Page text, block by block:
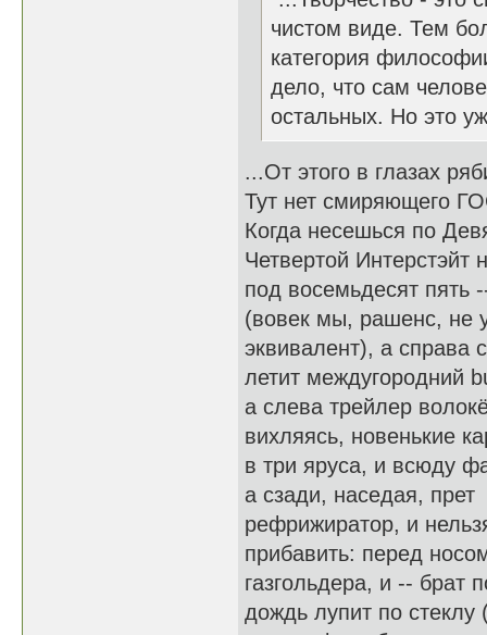
чистом виде. Тем
категория
дело, что сам
остальных. Но это
...От этого в глазах
Тут нет смиряющего
Когда несешься по
Четвертой Интерстэйт
под восемьдесят пять
(вовек мы, рашенс, не
эквивалент), а справа
летит междугородний
а слева трейлер
вихляясь, новенькие
в три яруса, и всюду
а сзади, наседая, прет
рефрижиратор, и
прибавить: перед
газгольдера, и -- брат
дождь лупит по стеклу